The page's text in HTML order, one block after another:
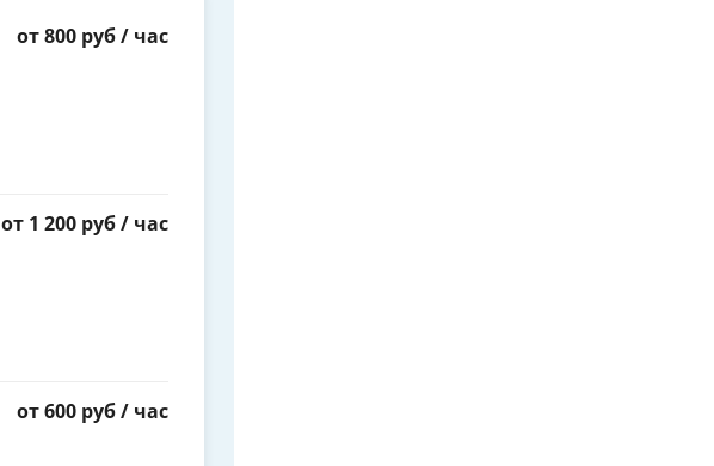
от 800 руб / час
от 1 200 руб / час
от 600 руб / час